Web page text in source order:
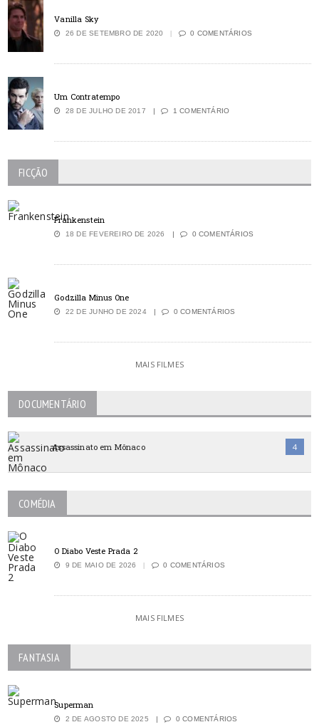
Vanilla Sky
26 DE SETEMBRO DE 2020 0 COMENTÁRIOS
Um Contratempo
28 DE JULHO DE 2017 1 COMENTÁRIO
FICÇÃO
Frankenstein
18 DE FEVEREIRO DE 2026 0 COMENTÁRIOS
Godzilla Minus One
22 DE JUNHO DE 2024 0 COMENTÁRIOS
MAIS FILMES
DOCUMENTÁRIO
Assassinato em Mônaco 4
COMÉDIA
O Diabo Veste Prada 2
9 DE MAIO DE 2026 0 COMENTÁRIOS
MAIS FILMES
FANTASIA
Superman
2 DE AGOSTO DE 2025 0 COMENTÁRIOS